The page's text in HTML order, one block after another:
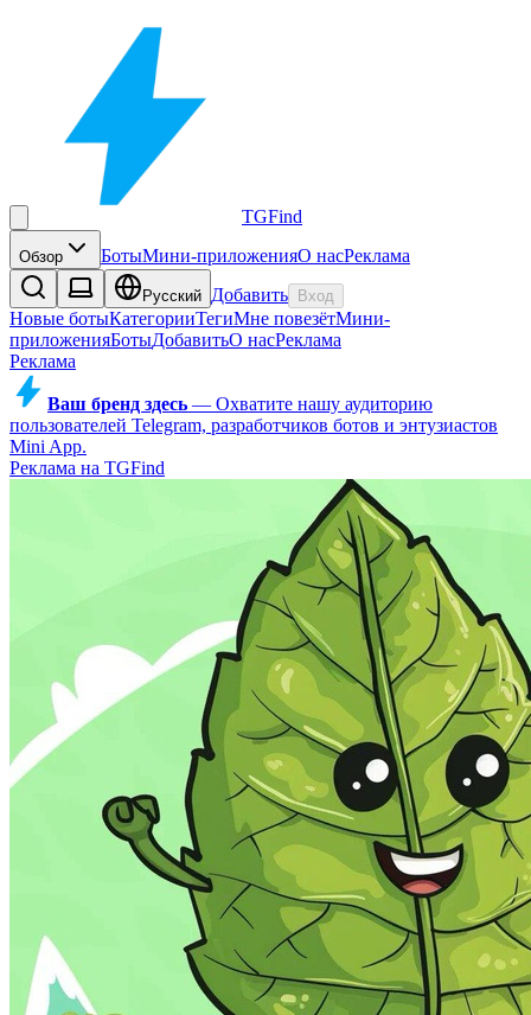
TGFind
Обзор БотыМини-приложенияО насРеклама
Русский Добавить Вход
Новые ботыКатегорииТегиМне повезётМини-
приложенияБотыДобавитьО насРеклама
Реклама
Ваш бренд здесь — Охватите нашу аудиторию
пользователей Telegram, разработчиков ботов и энтузиастов
Mini App.
Реклама на TGFind